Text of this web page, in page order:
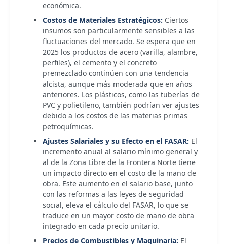
económica.
Costos de Materiales Estratégicos: Ciertos
insumos son particularmente sensibles a las
fluctuaciones del mercado. Se espera que en
2025 los productos de acero (varilla, alambre,
perfiles), el cemento y el concreto
premezclado continúen con una tendencia
alcista, aunque más moderada que en años
anteriores. Los plásticos, como las tuberías de
PVC y polietileno, también podrían ver ajustes
debido a los costos de las materias primas
petroquímicas.
Ajustes Salariales y su Efecto en el FASAR: El
incremento anual al salario mínimo general y
al de la Zona Libre de la Frontera Norte tiene
un impacto directo en el costo de la mano de
obra. Este aumento en el salario base, junto
con las reformas a las leyes de seguridad
social, eleva el cálculo del FASAR, lo que se
traduce en un mayor costo de mano de obra
integrado en cada precio unitario.
Precios de Combustibles y Maquinaria: El